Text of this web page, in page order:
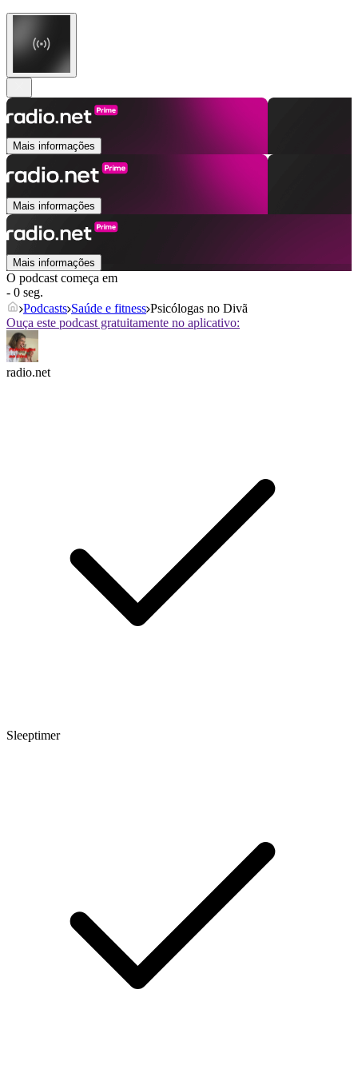
Mais informações
Mais informações
Mais informações
O podcast começa em
- 0 seg.
Podcasts Saúde e fitness Psicólogas no Divã
Ouça este podcast gratuitamente no aplicativo:
radio.net
Sleeptimer